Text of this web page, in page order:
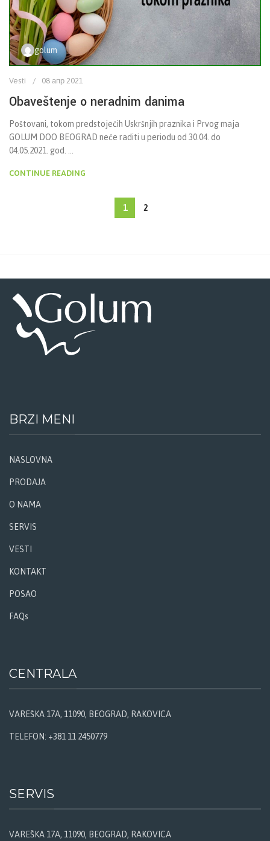
golum
Vesti 08 апр 2021
Obaveštenje o neradnim danima
Poštovani, tokom predstojećih Uskršnjih praznika i Prvog maja
GOLUM DOO BEOGRAD neće raditi u periodu od 30.04. do
04.05.2021. god. ...
CONTINUE READING
1 2
BRZI MENI
NASLOVNA
PRODAJA
O NAMA
SERVIS
VESTI
KONTAKT
POSAO
FAQs
CENTRALA
VAREŠKA 17A, 11090, BEOGRAD, RAKOVICA
TELEFON: +381 11 2450779
SERVIS
VAREŠKA 17A, 11090, BEOGRAD, RAKOVICA